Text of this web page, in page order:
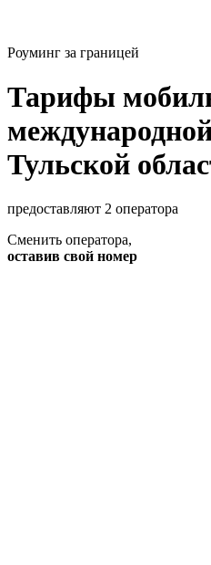
Роуминг за границей
Тарифы
Тульской
предоставляют 2 оператора
Сменить оператора,
оставив свой номер